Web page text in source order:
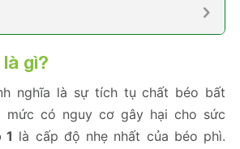
là gì?
nghĩa là sự tích tụ chất béo bất
mức có nguy cơ gây hại cho sức
1 là cấp độ nhẹ nhất của béo phì.